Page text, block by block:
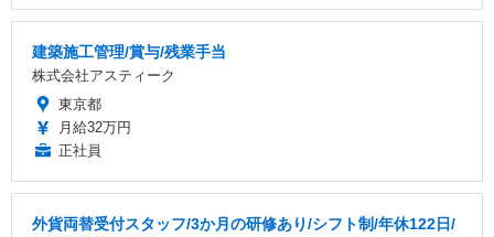
建築施工管理/賞与/残業手当
株式会社アスティーク
東京都
月給32万円
正社員
外貨両替受付スタッフ/3か月の研修あり/シフト制/年休122日/